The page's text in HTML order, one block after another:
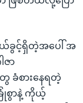
ခွင့်ရှိတဲ့အပေါ် အ
ဇာ
ခံစားနေရတဲ့
စွာနဲ့ ကိုယ့်